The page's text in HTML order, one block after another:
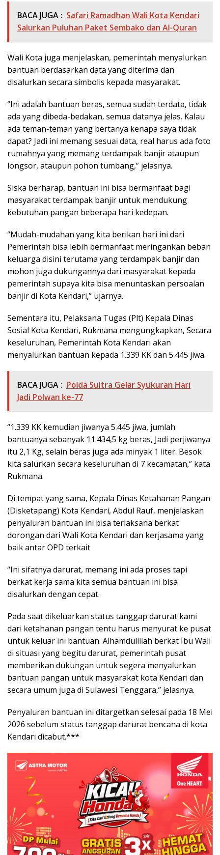
BACA JUGA : Safari Ramadhan Wali Kota Kendari
Salurkan Puluhan Paket Sembako dan Al-Quran
Wali Kota juga menjelaskan, pemerintah menyalurkan
bantuan berdasarkan data yang diterima dan
disalurkan secara simbolis kepada masyarakat.
“Ini adalah bantuan beras, semua sudah terdata, tidak
ada yang dibeda-bedakan, semua datanya jelas. Kalau
ada teman-teman yang bertanya kenapa saya tidak
dapat? Jadi ini memang sesuai data, real harus ada foto
rumahnya yang memang terdampak banjir ataupun
longsor, ataupun pohon tumbang,” jelasnya.
Siska berharap, bantuan ini bisa bermanfaat bagi
masyarakat terdampak banjir untuk mendukung
kebutuhan pangan beberapa hari kedepan.
“Mudah-mudahan yang kita berikan hari ini dari
Pemerintah bisa lebih bermanfaat meringankan beban
keluarga disini terutama yang terdampak banjir dan
mohon juga dukungannya dari masyarakat kepada
pemerintah supaya kita bisa menuntaskan persoalan
banjir di Kota Kendari,” ujarnya.
Sementara itu, Pelaksana Tugas (Plt) Kepala Dinas
Sosial Kota Kendari, Rukmana mengungkapkan, Secara
keseluruhan, Pemerintah Kota Kendari akan
menyalurkan bantuan kepada 1.339 KK dan 5.445 jiwa.
BACA JUGA : Polda Sultra Gelar Syukuran Hari
Jadi Polwan ke-77
“1.339 KK kemudian jiwanya 5.445 jiwa, jumlah
bantuanya sebanyak 11.434,5 kg beras, Jadi perjiwanya
itu 2,1 Kg, selain beras juga ada minyak 1 liter. Besok
kita salurkan secara keseluruhan di 7 kecamatan,” kata
Rukmana.
Di tempat yang sama, Kepala Dinas Ketahanan Pangan
(Disketapang) Kota Kendari, Abdul Rauf, menjelaskan
penyaluran bantuan ini bisa terlaksana berkat
dorongan dari Wali Kota Kendari dan kerjasama yang
baik antar OPD terkait
“Ini sifatnya darurat, memang ini ada proses tapi
berkat kerja sama kita semua bantuan ini bisa
disalurkan dengan cepat.
Pada saat dikeluarkan status tanggap darurat kami
dari ketahanan pangan tentu harus menyurat ke pusat
untuk keluar ini bantuan. Alhamdulillah berkat Ibu Wali
di situasi yang begitu darurat, pemerintah pusat
memberikan dukungan untuk segera menyalurkan
bantuan pangan untuk masyarakat kota Kendari dan
secara umum juga di Sulawesi Tenggara,” jelasnya.
Penyaluran bantuan ini ditargetkan selesai pada 18 Mei
2026 sebelum status tanggap darurat bencana di kota
Kendari dicabut.***